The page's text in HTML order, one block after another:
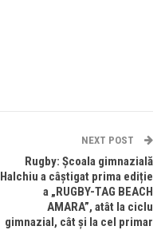
NEXT POST
Rugby: Școala gimnazială
Halchiu a câștigat prima ediție
a „RUGBY-TAG BEACH
AMARA”, atât la ciclu
gimnazial, cât și la cel primar